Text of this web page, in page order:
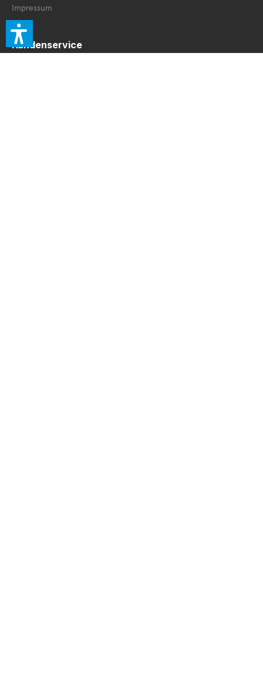
Impressum
Kundenservice